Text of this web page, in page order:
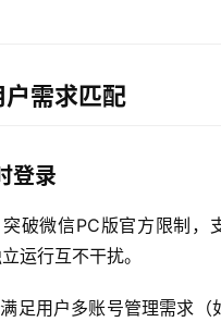
需求匹配
登录
突破微信PC版官方限制，
运行互不干扰。
足用户多账号管理需求（